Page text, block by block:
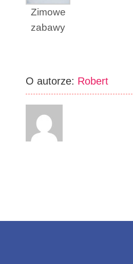
Zimowe
zabawy
O autorze: Robert